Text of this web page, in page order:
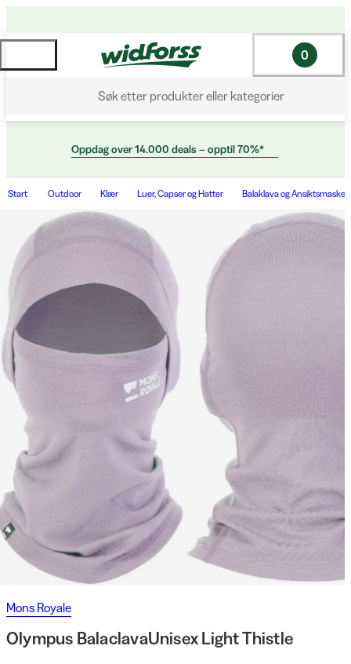
Søk etter produkter eller kategorier
0
Oppdag over 14.000 deals – opptil 70%*
Start Outdoor Klær Luer, Capser og Hatter Balaklava og Ansiktsmasker
Mons Royale
Olympus BalaclavaUnisex Light Thistle